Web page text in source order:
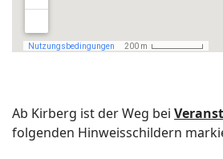
Ab Kirberg ist der Weg bei
folgenden Hinweisschildern